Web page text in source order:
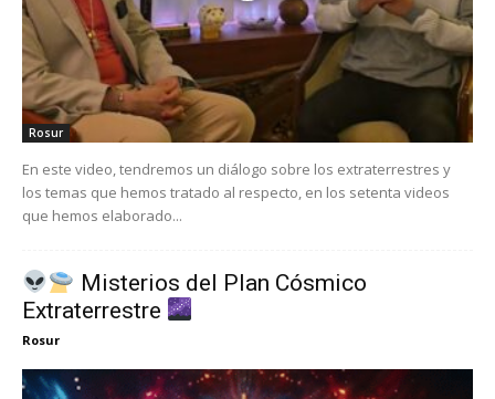
Rosur
En este video, tendremos un diálogo sobre los extraterrestres y
los temas que hemos tratado al respecto, en los setenta videos
que hemos elaborado...
Misterios del Plan Cósmico
Extraterrestre
Rosur